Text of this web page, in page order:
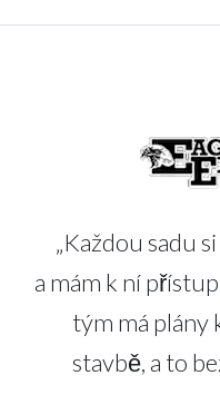
„Každou sadu
a mám k ní
tým má plány
stavbě, a to